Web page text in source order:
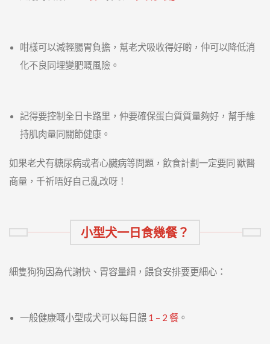
咁樣可以減輕腸胃負擔，幫老犬吸收得好啲，仲可以降低消
化不良同埋變肥嘅風險。
記得要控制全日卡路里，仲要確保蛋白質質量夠好，幫手維
持肌肉量同關節健康。
如果老犬有糖尿病或者心臟病等問題，飲食計劃一定要同 獸醫
商量，千祈唔好自己亂改呀！
小型犬一日食幾餐？
細隻狗狗因為代謝快、胃容量細，餵食安排要更細心：
一般健康嘅小型成犬可以每日餵 1 – 2 餐 。